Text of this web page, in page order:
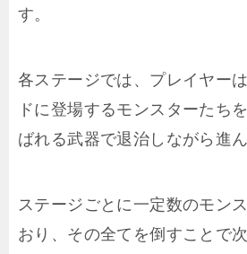
す。
各ステージでは、プレイヤー
ドに登場するモンスターたち
ばれる武器で退治しながら進
ステージごとに一定数のモン
おり、その全てを倒すことで